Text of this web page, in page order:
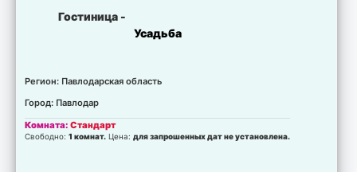
Гостиница -
Усадьба
Регион: Павлодарская область
Город: Павлодар
Комната:Стандарт
Свободно:1 комнат. Цена:для запрошенных дат не установлена.